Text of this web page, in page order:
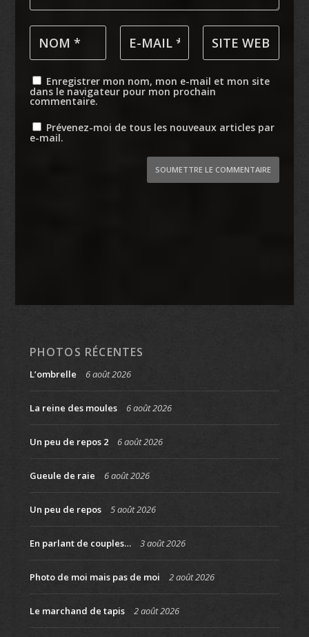
Enregistrer mon nom, mon e-mail et mon site
dans le navigateur pour mon prochain
commentaire.
Prévenez-moi de tous les nouveaux articles par
e-mail.
SOUMETTRE LE COMMENTAIRE
PHOTOS RÉCENTES
L’ombrelle 6 août 2026
La reine des moules 6 août 2026
Un peu de repos 2 6 août 2026
Gueule de raie 6 août 2026
Un peu de repos 5 août 2026
En parlant de couples… 3 août 2026
Photo de moi mais pas de moi 2 août 2026
Le marchand de tapis 2 août 2026